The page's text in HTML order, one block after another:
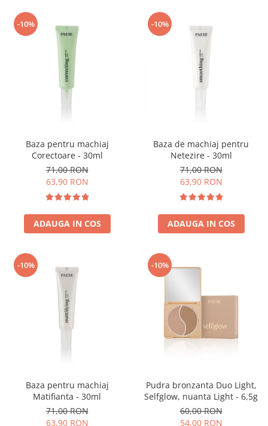
-10%
Baza pentru machiaj
Corectoare - 30ml
71,00 RON
63,90 RON
ADAUGA IN COS
-10%
Baza de machiaj pentru
Netezire - 30ml
71,00 RON
63,90 RON
ADAUGA IN COS
-10%
Baza pentru machiaj
Matifianta - 30ml
71,00 RON
63,90 RON
-10%
Pudra bronzanta Duo Light,
Selfglow, nuanta Light - 6,5g
60,00 RON
54,00 RON